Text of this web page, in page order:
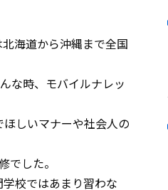
海道から沖縄まで全国
な時、モバイルナレッ
しいマナーや社会人の
でした。
校ではあまり習わな